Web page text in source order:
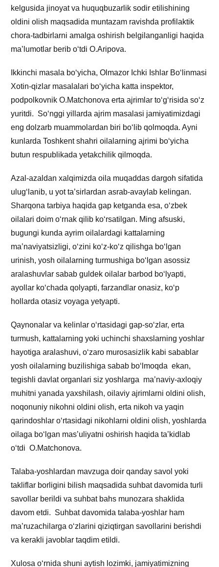
kelgusida jinoyat va huquqbuzarlik sodir etilishining
oldini olish maqsadida muntazam ravishda profilaktik
chora-tadbirlarni amalga oshirish belgilanganligi haqida
ma’lumotlar berib o‘tdi O.Aripova.
Ikkinchi masala bo‘yicha, Olmazor Ichki Ishlar Bo‘linmasi
Xotin-qizlar masalalari bo‘yicha katta inspektor,
podpolkovnik O.Matchonova erta ajrimlar to‘g‘risida so‘z
yuritdi. So‘nggi yillarda ajrim masalasi jamiyatimizdagi
eng dolzarb muammolardan biri bo‘lib qolmoqda. Ayni
kunlarda Toshkent shahri oilalarning ajrimi bo‘yicha
butun respublikada yetakchilik qilmoqda.
Azal-azaldan xalqimizda oila muqaddas dargoh sifatida
ulug‘lanib, u yot ta’sirlardan asrab-avaylab kelingan.
Sharqona tarbiya haqida gap ketganda esa, o‘zbek
oilalari doim o‘rnak qilib ko‘rsatilgan. Ming afsuski,
bugungi kunda ayrim oilalardagi kattalarning
ma’naviyatsizligi, o‘zini ko‘z-ko‘z qilishga bo‘lgan
urinish, yosh oilalarning turmushiga bo‘lgan asossiz
aralashuvlar sabab guldek oilalar barbod bo‘lyapti,
ayollar ko‘chada qolyapti, farzandlar onasiz, ko‘p
hollarda otasiz voyaga yetyapti.
Qaynonalar va kelinlar o‘rtasidagi gap-so‘zlar, erta
turmush, kattalarning yoki uchinchi shaxslarning yoshlar
hayotiga aralashuvi, o‘zaro murosasizlik kabi sabablar
yosh oilalarning buzilishiga sabab bo‘lmoqda ekan,
tegishli davlat organlari siz yoshlarga ma’naviy-axloqiy
muhitni yanada yaxshilash, oilaviy ajrimlarni oldini olish,
noqonuniy nikohni oldini olish, erta nikoh va yaqin
qarindoshlar o‘rtasidagi nikohlarni oldini olish, yoshlarda
oilaga bo‘lgan mas’uliyatni oshirish haqida ta’kidlab
o‘tdi O.Matchonova.
Talaba-yoshlardan mavzuga doir qanday savol yoki
takliflar borligini bilish maqsadida suhbat davomida turli
savollar berildi va suhbat bahs munozara shaklida
davom etdi. Suhbat davomida talaba-yoshlar ham
ma’ruzachilarga o‘zlarini qiziqtirgan savollarini berishdi
va kerakli javoblar taqdim etildi.
Xulosa o‘rnida shuni aytish lozimki, jamiyatimizning